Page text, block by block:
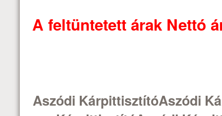
A feltüntetett árak Nettó
Aszódi KárpittisztítóAszódi